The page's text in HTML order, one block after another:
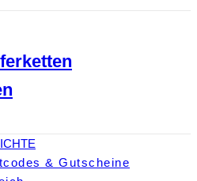
& Gutscheine